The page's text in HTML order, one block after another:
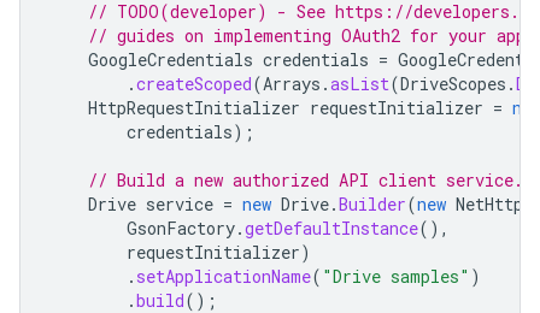
// TODO(developer) - See https://
// guides on implementing OAuth2 for your
GoogleCredentials credentials =
.createScoped(Arrays .asList(DriveScopes .
HttpRequestInitializer requestInitializer = new
credentials);
// Build a new authorized API client service.
Drive service = new Drive.Builder(new
GsonFactory.getDefaultInstance(),
requestInitializer)
. setApplicationName( "Drive samples" )
.build();